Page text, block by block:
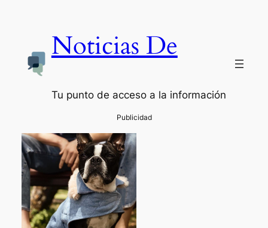
Noticias De
Tu punto de acceso a la información